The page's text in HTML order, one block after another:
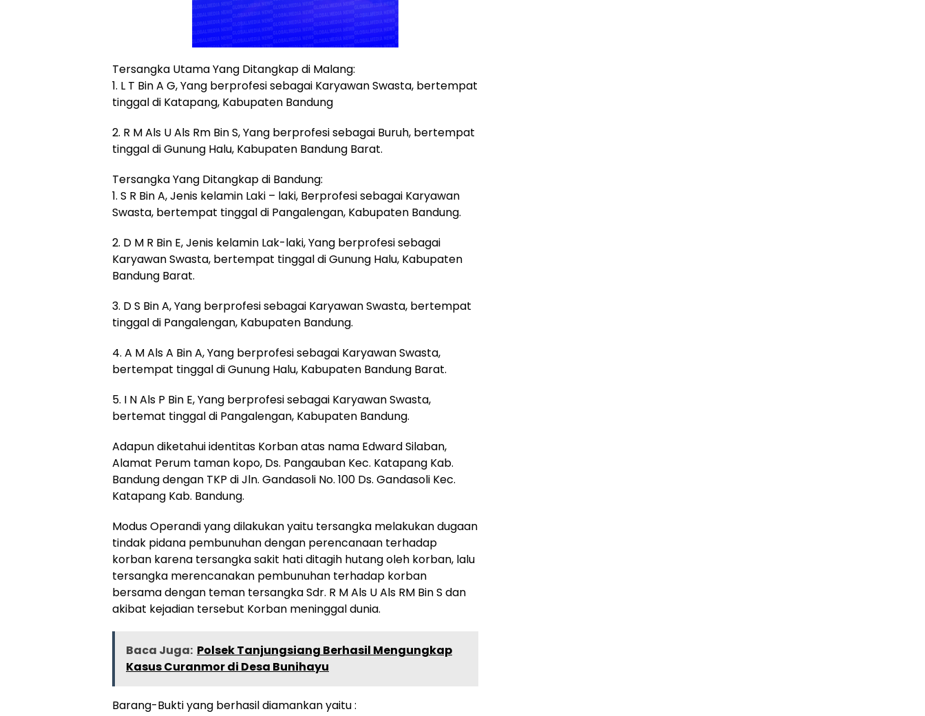
Tersangka Utama Yang Ditangkap di Malang:
1. L T Bin A G, Yang berprofesi sebagai Karyawan Swasta, bertempat
tinggal di Katapang, Kabupaten Bandung
2. R M Als U Als Rm Bin S, Yang berprofesi sebagai Buruh, bertempat
tinggal di Gunung Halu, Kabupaten Bandung Barat.
Tersangka Yang Ditangkap di Bandung:
1. S R Bin A, Jenis kelamin Laki – laki, Berprofesi sebagai Karyawan
Swasta, bertempat tinggal di Pangalengan, Kabupaten Bandung.
2. D M R Bin E, Jenis kelamin Lak-laki, Yang berprofesi sebagai
Karyawan Swasta, bertempat tinggal di Gunung Halu, Kabupaten
Bandung Barat.
3. D S Bin A, Yang berprofesi sebagai Karyawan Swasta, bertempat
tinggal di Pangalengan, Kabupaten Bandung.
4. A M Als A Bin A, Yang berprofesi sebagai Karyawan Swasta,
bertempat tinggal di Gunung Halu, Kabupaten Bandung Barat.
5. I N Als P Bin E, Yang berprofesi sebagai Karyawan Swasta,
bertemat tinggal di Pangalengan, Kabupaten Bandung.
Adapun diketahui identitas Korban atas nama Edward Silaban,
Alamat Perum taman kopo, Ds. Pangauban Kec. Katapang Kab.
Bandung dengan TKP di Jln. Gandasoli No. 100 Ds. Gandasoli Kec.
Katapang Kab. Bandung.
Modus Operandi yang dilakukan yaitu tersangka melakukan dugaan
tindak pidana pembunuhan dengan perencanaan terhadap
korban karena tersangka sakit hati ditagih hutang oleh korban, lalu
tersangka merencanakan pembunuhan terhadap korban
bersama dengan teman tersangka Sdr. R M Als U Als RM Bin S dan
akibat kejadian tersebut Korban meninggal dunia.
Baca Juga: Polsek Tanjungsiang Berhasil Mengungkap
Kasus Curanmor di Desa Bunihayu
Barang-Bukti yang berhasil diamankan yaitu :